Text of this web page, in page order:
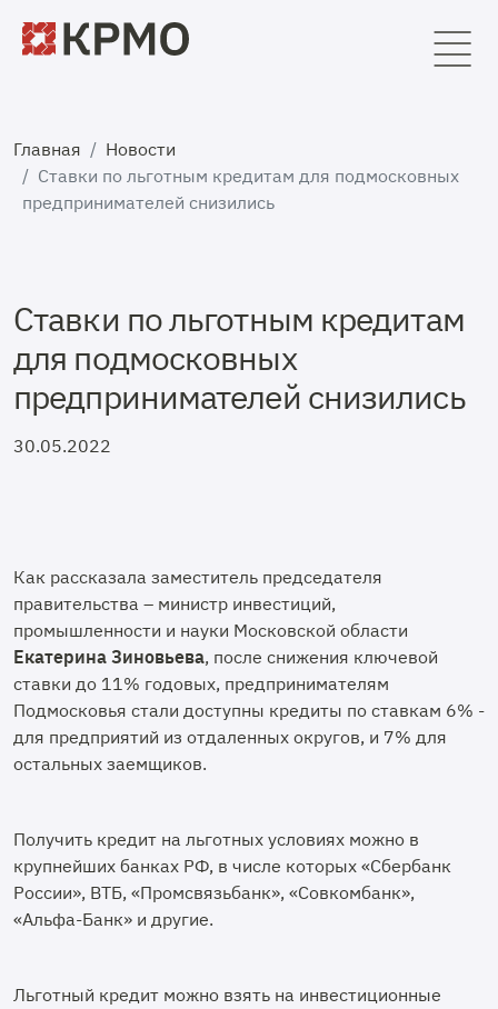
Главная
Новости
Ставки по льготным кредитам для подмосковных
предпринимателей снизились
Ставки по льготным кредитам
для подмосковных
предпринимателей снизились
30.05.2022
Как рассказала заместитель председателя
правительства – министр инвестиций,
промышленности и науки Московской области
Екатерина Зиновьева, после снижения ключевой
ставки до 11% годовых, предпринимателям
Подмосковья стали доступны кредиты по ставкам 6% -
для предприятий из отдаленных округов, и 7% для
остальных заемщиков.
Получить кредит на льготных условиях можно в
крупнейших банках РФ, в числе которых «Сбербанк
России», ВТБ, «Промсвязьбанк», «Совкомбанк»,
«Альфа-Банк» и другие.
Льготный кредит можно взять на инвестиционные